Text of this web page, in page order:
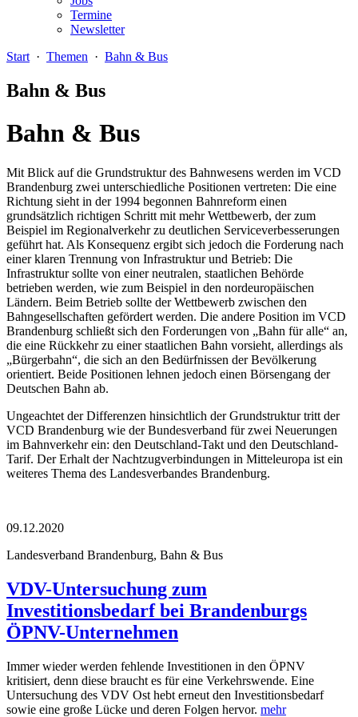
Termine
Newsletter
Start · Themen · Bahn & Bus
Bahn & Bus
Bahn & Bus
Mit Blick auf die Grundstruktur des Bahnwesens werden im VCD
Brandenburg zwei unterschiedliche Positionen vertreten: Die eine
Richtung sieht in der 1994 begonnen Bahnreform einen
grundsätzlich richtigen Schritt mit mehr Wettbewerb, der zum
Beispiel im Regionalverkehr zu deutlichen Serviceverbesserungen
geführt hat. Als Konsequenz ergibt sich jedoch die Forderung nach
einer klaren Trennung von Infrastruktur und Betrieb: Die
Infrastruktur sollte von einer neutralen, staatlichen Behörde
betrieben werden, wie zum Beispiel in den nordeuropäischen
Ländern. Beim Betrieb sollte der Wettbewerb zwischen den
Bahngesellschaften gefördert werden. Die andere Position im VCD
Brandenburg schließt sich den Forderungen von „Bahn für alle“ an,
die eine Rückkehr zu einer staatlichen Bahn vorsieht, allerdings als
„Bürgerbahn“, die sich an den Bedürfnissen der Bevölkerung
orientiert. Beide Positionen lehnen jedoch einen Börsengang der
Deutschen Bahn ab.
Ungeachtet der Differenzen hinsichtlich der Grundstruktur tritt der
VCD Brandenburg wie der Bundesverband für zwei Neuerungen
im Bahnverkehr ein: den Deutschland-Takt und den Deutschland-
Tarif. Der Erhalt der Nachtzugverbindungen in Mitteleuropa ist ein
weiteres Thema des Landesverbandes Brandenburg.
09.12.2020
Landesverband Brandenburg, Bahn & Bus
VDV-Untersuchung zum
Investitionsbedarf bei Brandenburgs
ÖPNV-Unternehmen
Immer wieder werden fehlende Investitionen in den ÖPNV
kritisiert, denn diese braucht es für eine Verkehrswende. Eine
Untersuchung des VDV Ost hebt erneut den Investitionsbedarf
sowie eine große Lücke und deren Folgen hervor. mehr